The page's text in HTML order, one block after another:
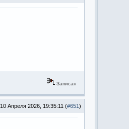
Записан
10 Апреля 2026, 19:35:11 (#651 )